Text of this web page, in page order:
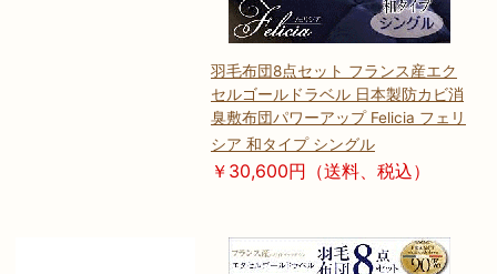
羽毛布団8点セット フランス産エク
セルゴールドラベル 日本製防カビ消
臭敷布団パワーアップ Felicia フェリ
シア 和タイプ シングル
￥30,600円（送料、税込）